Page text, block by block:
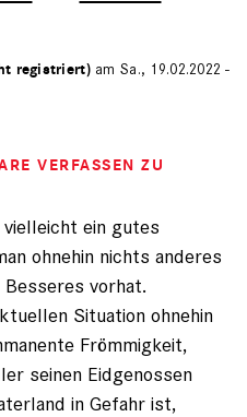
registriert)am Sa., 19.02.2022 -
VERFASSEN ZU
ein gutes
ohnehin nichts anderes
vorhat.
Situation ohnehin
Frömmigkeit,
seinen Eidgenossen
in Gefahr ist,